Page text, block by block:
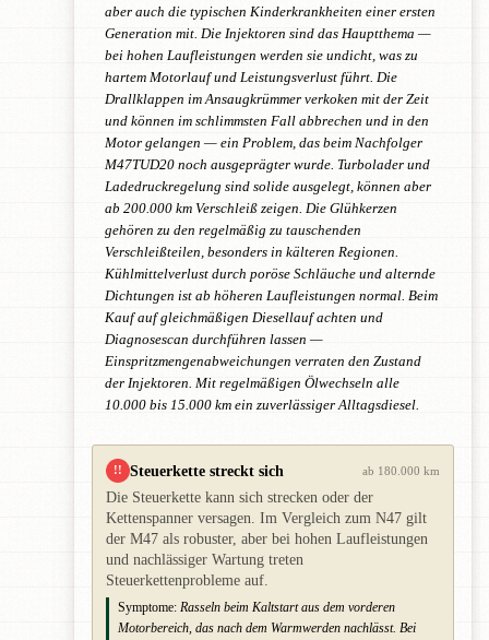
aber auch die typischen Kinderkrankheiten einer ersten
Generation mit. Die Injektoren sind das Hauptthema —
bei hohen Laufleistungen werden sie undicht, was zu
hartem Motorlauf und Leistungsverlust führt. Die
Drallklappen im Ansaugkrümmer verkoken mit der Zeit
und können im schlimmsten Fall abbrechen und in den
Motor gelangen — ein Problem, das beim Nachfolger
M47TUD20 noch ausgeprägter wurde. Turbolader und
Ladedruckregelung sind solide ausgelegt, können aber
ab 200.000 km Verschleiß zeigen. Die Glühkerzen
gehören zu den regelmäßig zu tauschenden
Verschleißteilen, besonders in kälteren Regionen.
Kühlmittelverlust durch poröse Schläuche und alternde
Dichtungen ist ab höheren Laufleistungen normal. Beim
Kauf auf gleichmäßigen Diesellauf achten und
Diagnosescan durchführen lassen —
Einspritzmengenabweichungen verraten den Zustand
der Injektoren. Mit regelmäßigen Ölwechseln alle
10.000 bis 15.000 km ein zuverlässiger Alltagsdiesel.
!! Steuerkette streckt sich ab 180.000 km
Die Steuerkette kann sich strecken oder der
Kettenspanner versagen. Im Vergleich zum N47 gilt
der M47 als robuster, aber bei hohen Laufleistungen
und nachlässiger Wartung treten
Steuerkettenprobleme auf.
Symptome: Rasseln beim Kaltstart aus dem vorderen
Motorbereich, das nach dem Warmwerden nachlässt. Bei